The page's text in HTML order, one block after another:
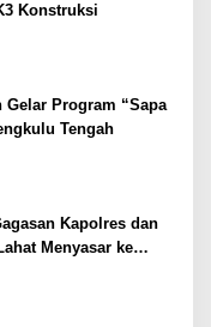
Konstruksi
Gelar Program “Sapa
Tengah
Kapolres dan
Menyasar ke